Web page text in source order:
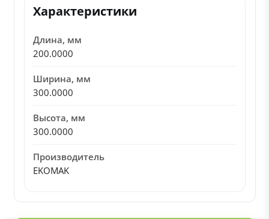
Характеристики
Длина, мм
200.0000
Ширина, мм
300.0000
Высота, мм
300.0000
Производитель
EKOMAK